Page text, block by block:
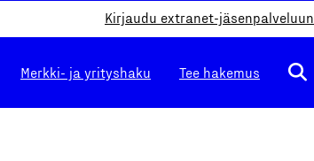
Kirjaudu extranet-jäsenpalveluun
Merkki- ja yrityshaku Tee hakemus